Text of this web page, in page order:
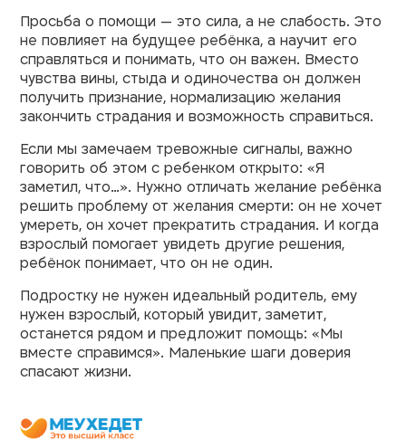
Просьба о помощи — это сила, а не слабость. Это
не повлияет на будущее ребёнка, а научит его
справляться и понимать, что он важен. Вместо
чувства вины, стыда и одиночества он должен
получить признание, нормализацию желания
закончить страдания и возможность справиться.
Если мы замечаем тревожные сигналы, важно
говорить об этом с ребенком открыто: «Я
заметил, что…». Нужно отличать желание ребёнка
решить проблему от желания смерти: он не хочет
умереть, он хочет прекратить страдания. И когда
взрослый помогает увидеть другие решения,
ребёнок понимает, что он не один.
Подростку не нужен идеальный родитель, ему
нужен взрослый, который увидит, заметит,
останется рядом и предложит помощь: «Мы
вместе справимся». Маленькие шаги доверия
спасают жизни.